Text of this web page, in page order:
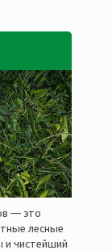
— это
лесные
и чистейший